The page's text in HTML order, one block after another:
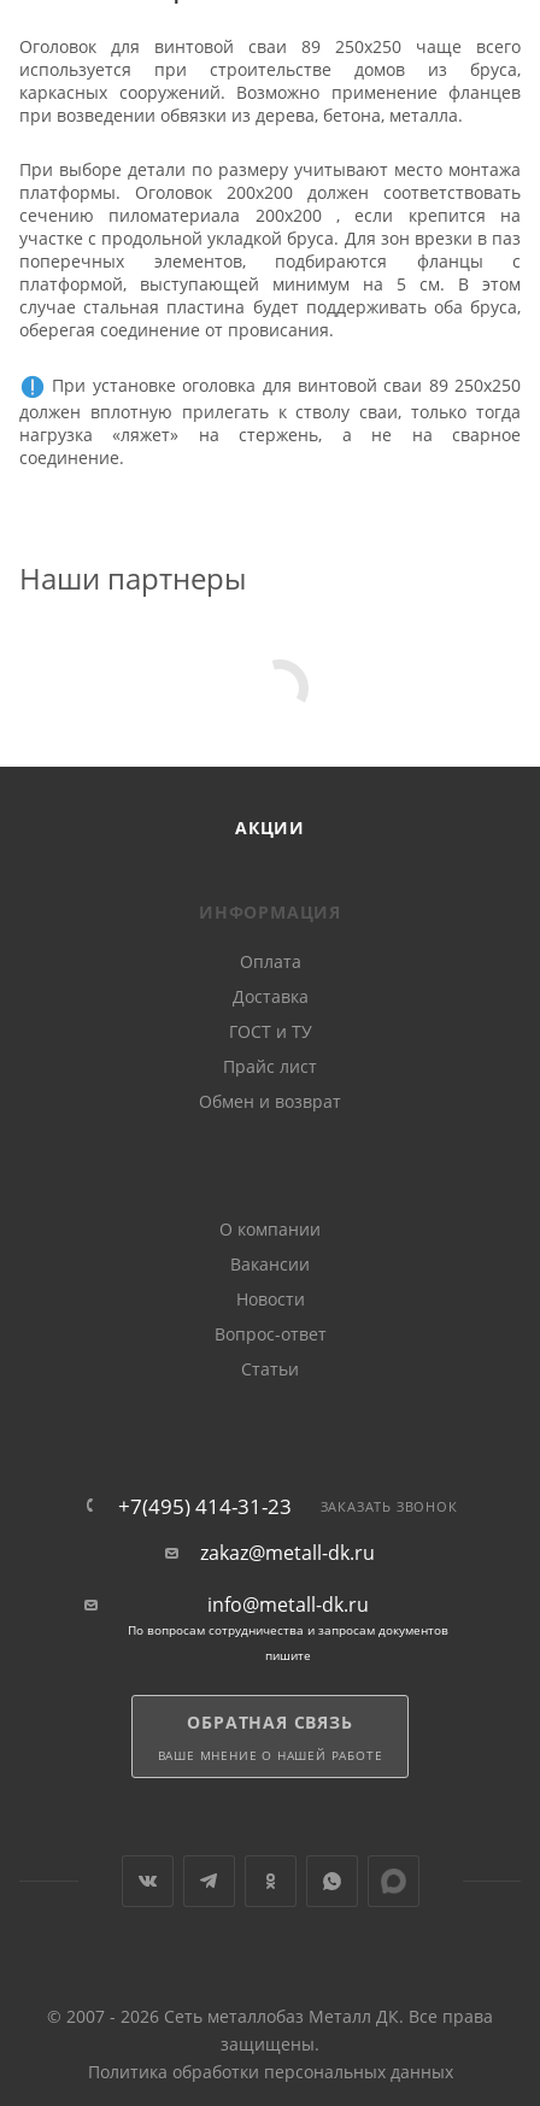
Оголовок для винтовой сваи 89 250x250 чаще всего
используется при строительстве домов из бруса,
каркасных сооружений. Возможно применение фланцев
при возведении обвязки из дерева, бетона, металла.
При выборе детали по размеру учитывают место монтажа
платформы. Оголовок 200х200 должен соответствовать
сечению пиломатериала 200х200 , если крепится на
участке с продольной укладкой бруса. Для зон врезки в паз
поперечных элементов, подбираются фланцы с
платформой, выступающей минимум на 5 см. В этом
случае стальная пластина будет поддерживать оба бруса,
оберегая соединение от провисания.
При установке оголовка для винтовой сваи 89 250x250
должен вплотную прилегать к стволу сваи, только тогда
нагрузка «ляжет» на стержень, а не на сварное
соединение.
Наши партнеры
АКЦИИ
ИНФОРМАЦИЯ
Оплата
Доставка
ГОСТ и ТУ
Прайс лист
Обмен и возврат
О компании
Вакансии
Новости
Вопрос-ответ
Статьи
+7(495) 414-31-23 ЗАКАЗАТЬ ЗВОНОК
zakaz@metall-dk.ru
info@metall-dk.ru
По вопросам сотрудничества и запросам документов
пишите
ОБРАТНАЯ СВЯЗЬ
ВАШЕ МНЕНИЕ О НАШЕЙ РАБОТЕ
© 2007 - 2026 Сеть металлобаз Металл ДК. Все права
защищены.
Политика обработки персональных данных